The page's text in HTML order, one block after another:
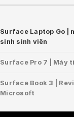
Surface Laptop Go |
sinh sinh viên
Surface Pro 7 | Máy
Surface Book 3 |
Microsoft